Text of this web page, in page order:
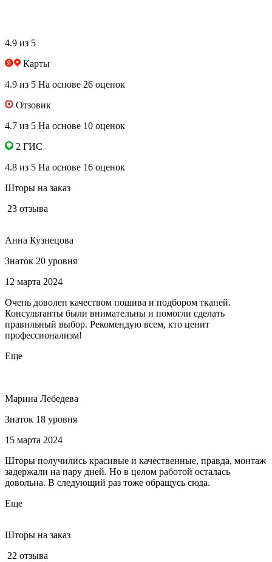
4.9 из 5
Карты
4.9 из 5 На основе 26 оценок
Отзовик
4.7 из 5 На основе 10 оценок
2 ГИС
4.8 из 5 На основе 16 оценок
Шторы на заказ
23 отзыва
Анна Кузнецова
Знаток 20 уровня
12 марта 2024
Очень доволен качеством пошива и подбором тканей.
Консультанты были внимательны и помогли сделать
правильный выбор. Рекомендую всем, кто ценит
профессионализм!
Еще
Марина Лебедева
Знаток 18 уровня
15 марта 2024
Шторы получились красивые и качественные, правда, монтаж
задержали на пару дней. Но в целом работой осталась
довольна. В следующий раз тоже обращусь сюда.
Еще
Шторы на заказ
22 отзыва